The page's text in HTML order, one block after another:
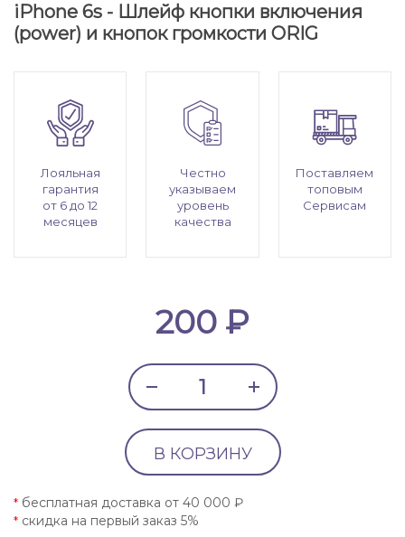
iPhone 6s - Шлейф кнопки включения
(power) и кнопок громкости ORIG
Лояльная
гарантия
от 6 до 12
месяцев
Честно
указываем
уровень
качества
Поставляем
топовым
Сервисам
200 ₽
В КОРЗИНУ
* бесплатная доставка от 40 000 ₽
* скидка на первый заказ 5%